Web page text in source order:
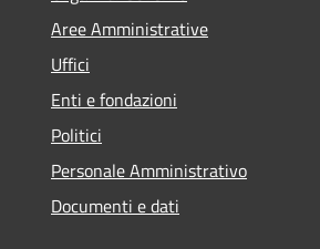
Aree Amministrative
Uffici
Enti e fondazioni
Politici
Personale Amministrativo
Documenti e dati